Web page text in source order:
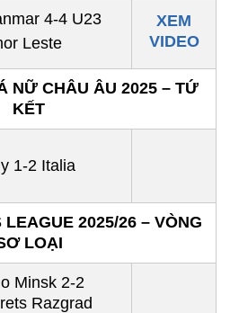
4-4 U23
Leste
XEM
VIDEO
NỮ CHÂU ÂU 2025 – TỨ
KẾT
1-2 Italia
LEAGUE 2025/26 – VÒNG
LOẠI
Minsk 2-2
Razgrad